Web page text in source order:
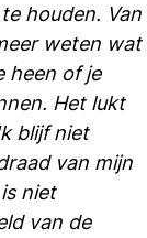
houden. Van
weten wat
heen of je
Het lukt
blijf niet
van mijn
niet
van de